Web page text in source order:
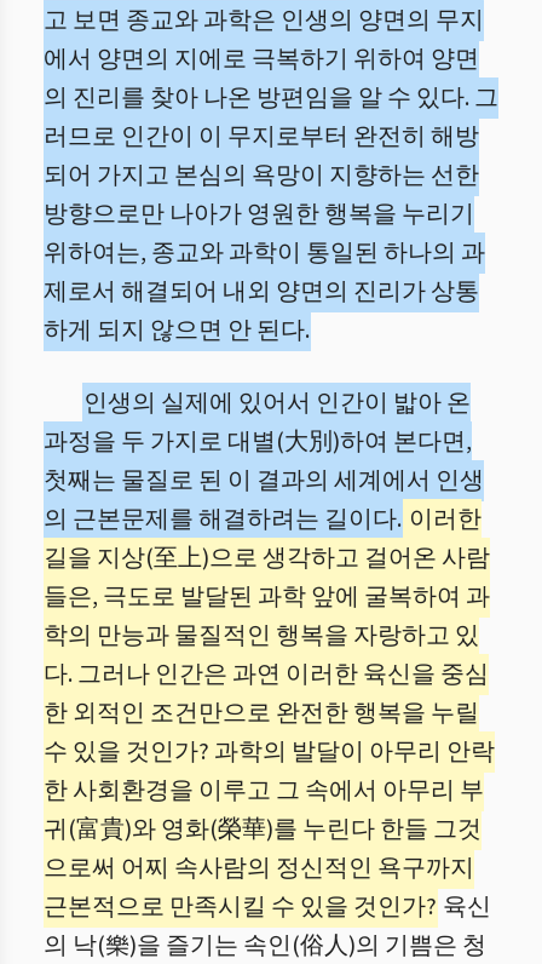
고 보면 종교와 과학은 인생의 양면의 무지
에서 양면의 지에로 극복하기 위하여 양면
의 진리를 찾아 나온 방편임을 알 수 있다. 그
러므로 인간이 이 무지로부터 완전히 해방
되어 가지고 본심의 욕망이 지향하는 선한
방향으로만 나아가 영원한 행복을 누리기
위하여는, 종교와 과학이 통일된 하나의 과
제로서 해결되어 내외 양면의 진리가 상통
하게 되지 않으면 안 된다.
인생의 실제에 있어서 인간이 밟아 온
과정을 두 가지로 대별(大別)하여 본다면,
첫째는 물질로 된 이 결과의 세계에서 인생
의 근본문제를 해결하려는 길이다. 이러한
길을 지상(至上)으로 생각하고 걸어온 사람
들은, 극도로 발달된 과학 앞에 굴복하여 과
학의 만능과 물질적인 행복을 자랑하고 있
다. 그러나 인간은 과연 이러한 육신을 중심
한 외적인 조건만으로 완전한 행복을 누릴
수 있을 것인가? 과학의 발달이 아무리 안락
한 사회환경을 이루고 그 속에서 아무리 부
귀(富貴)와 영화(榮華)를 누린다 한들 그것
으로써 어찌 속사람의 정신적인 욕구까지
근본적으로 만족시킬 수 있을 것인가? 육신
의 낙(樂)을 즐기는 속인(俗人)의 기쁨은 청